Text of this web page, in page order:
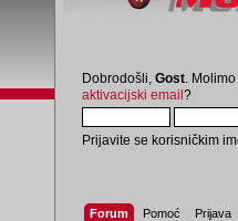
Dobrodošli, Gost . Molimo
aktivacijski email?
Prijavite se korisničkim
Forum Pomoć Prijava